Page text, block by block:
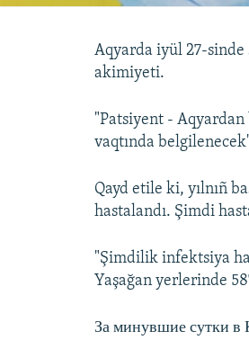
Aqyarda iyül 27-sinde
akimiyeti.
"Patsiyent - Aqyardan
vaqtında
Qayd etile ki, yılnıñ
hastalandı. Şimdi
"Şimdilik infektsiya
Yaşağan yerlerinde
За минувшие сутки в